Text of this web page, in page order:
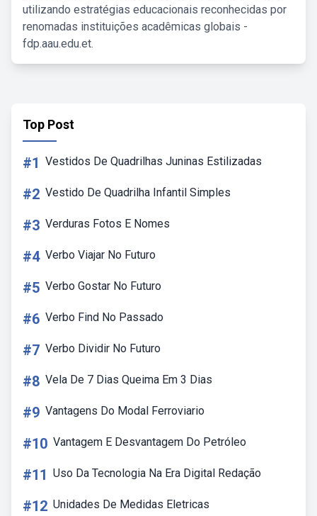
utilizando estratégias educacionais reconhecidas por
renomadas instituições acadêmicas globais -
fdp.aau.edu.et.
Top Post
#1 Vestidos De Quadrilhas Juninas Estilizadas
#2 Vestido De Quadrilha Infantil Simples
#3 Verduras Fotos E Nomes
#4 Verbo Viajar No Futuro
#5 Verbo Gostar No Futuro
#6 Verbo Find No Passado
#7 Verbo Dividir No Futuro
#8 Vela De 7 Dias Queima Em 3 Dias
#9 Vantagens Do Modal Ferroviario
#10 Vantagem E Desvantagem Do Petróleo
#11 Uso Da Tecnologia Na Era Digital Redação
#12 Unidades De Medidas Eletricas